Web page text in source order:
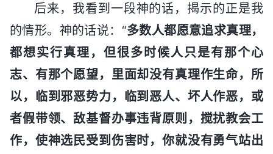
后来，我看到一段神的话，揭示的正是我
的情形。神的话说：“多数人都愿意追求真理，
都想实行真理，但很多时候人只是有那个心
志、有那个愿望，里面却没有真理作生命，所
以，临到邪恶势力，临到恶人、坏人作恶，或
者假带领、敌基督办事违背原则，搅扰教会工
作，使神选民受到伤害时，你就没有勇气站出